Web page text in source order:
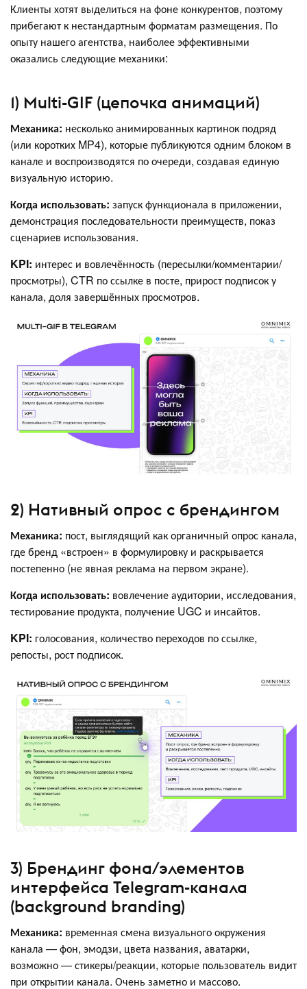
Клиенты хотят выделиться на фоне конкурентов, поэтому
прибегают к нестандартным форматам размещения. По
опыту нашего агентства, наиболее эффективными
оказались следующие механики:
1) Multi-GIF (цепочка анимаций)
Механика: несколько анимированных картинок подряд
(или коротких MP4), которые публикуются одним блоком в
канале и воспроизводятся по очереди, создавая единую
визуальную историю.
Когда использовать: запуск функционала в приложении,
демонстрация последовательности преимуществ, показ
сценариев использования.
KPI: интерес и вовлечённость (пересылки/комментарии/
просмотры), CTR по ссылке в посте, прирост подписок у
канала, доля завершённых просмотров.
2) Нативный опрос с брендингом
Механика: пост, выглядящий как органичный опрос канала,
где бренд «встроен» в формулировку и раскрывается
постепенно (не явная реклама на первом экране).
Когда использовать: вовлечение аудитории, исследования,
тестирование продукта, получение UGC и инсайтов.
KPI: голосования, количество переходов по ссылке,
репосты, рост подписок.
3) Брендинг фона/элементов
интерфейса Telegram-канала
(background branding)
Механика: временная смена визуального окружения
канала — фон, эмодзи, цвета названия, аватарки,
возможно — стикеры/реакции, которые пользователь видит
при открытии канала. Очень заметно и массово.